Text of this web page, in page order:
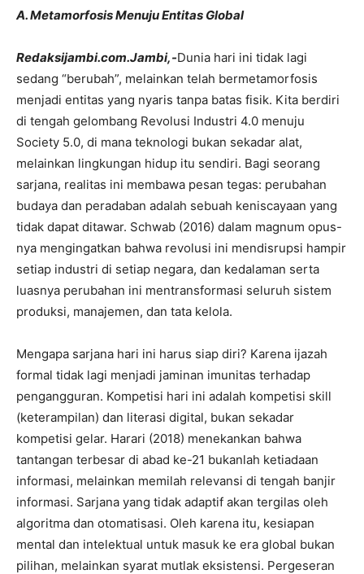
​A. Metamorfosis Menuju Entitas Global
​Redaksijambi.com.Jambi,-Dunia hari ini tidak lagi
sedang “berubah”, melainkan telah bermetamorfosis
menjadi entitas yang nyaris tanpa batas fisik. Kita berdiri
di tengah gelombang Revolusi Industri 4.0 menuju
Society 5.0, di mana teknologi bukan sekadar alat,
melainkan lingkungan hidup itu sendiri. Bagi seorang
sarjana, realitas ini membawa pesan tegas: perubahan
budaya dan peradaban adalah sebuah keniscayaan yang
tidak dapat ditawar. Schwab (2016) dalam magnum opus-
nya mengingatkan bahwa revolusi ini mendisrupsi hampir
setiap industri di setiap negara, dan kedalaman serta
luasnya perubahan ini mentransformasi seluruh sistem
produksi, manajemen, dan tata kelola.
​Mengapa sarjana hari ini harus siap diri? Karena ijazah
formal tidak lagi menjadi jaminan imunitas terhadap
pengangguran. Kompetisi hari ini adalah kompetisi skill
(keterampilan) dan literasi digital, bukan sekadar
kompetisi gelar. Harari (2018) menekankan bahwa
tantangan terbesar di abad ke-21 bukanlah ketiadaan
informasi, melainkan memilah relevansi di tengah banjir
informasi. Sarjana yang tidak adaptif akan tergilas oleh
algoritma dan otomatisasi. Oleh karena itu, kesiapan
mental dan intelektual untuk masuk ke era global bukan
pilihan, melainkan syarat mutlak eksistensi. Pergeseran